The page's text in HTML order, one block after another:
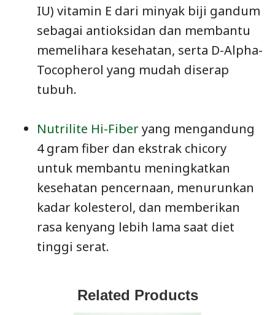
IU) vitamin E dari minyak biji gandum
sebagai antioksidan dan membantu
memelihara kesehatan, serta D-Alpha-
Tocopherol yang mudah diserap
tubuh.
Nutrilite Hi-Fiberyang mengandung
4 gram fiber dan ekstrak chicory
untuk membantu meningkatkan
kesehatan pencernaan, menurunkan
kadar kolesterol, dan memberikan
rasa kenyang lebih lama saat diet
tinggi serat.
Related Products